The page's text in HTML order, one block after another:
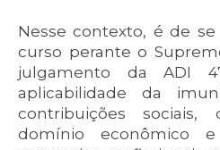
Nesse contexto, é de
curso perante o
julgamento da ADI
aplicabilidade da
contribuições
domínio econômico